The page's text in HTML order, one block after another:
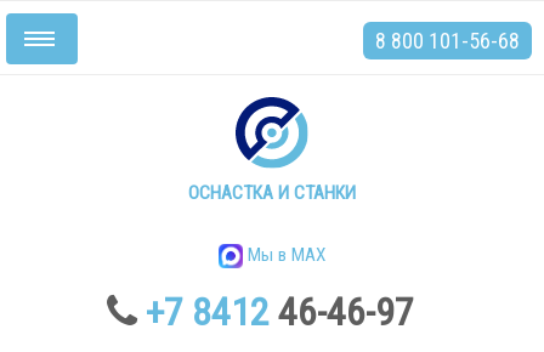
ОСНАСТКА И СТАНКИ
Мы в MAX
+7 841246-46-97
Включить/
выключить
8 800 101-56-68